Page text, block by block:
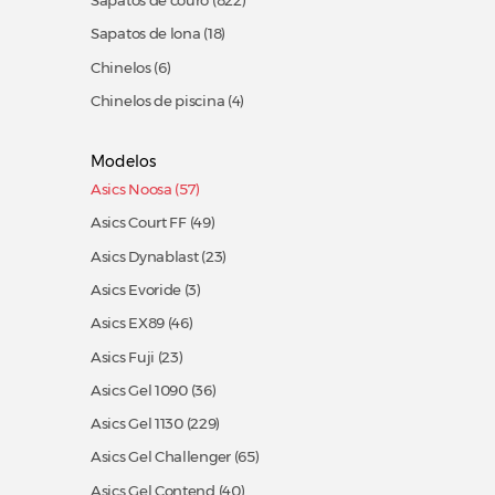
Sapatos de lona (18)
Chinelos (6)
Chinelos de piscina (4)
Modelos
Asics Noosa (57)
Asics Court FF(49)
Asics Dynablast(23)
Asics Evoride (3)
Asics EX89 (46)
Asics Fuji (23)
Asics Gel 1090(36)
Asics Gel 1130(229)
Asics Gel Challenger (65)
Asics Gel Contend (40)